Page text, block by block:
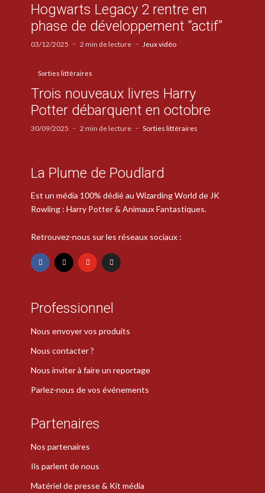
Hogwarts Legacy 2 rentre en
phase de développement “actif”
03/12/2025 2 min de lecture Jeux vidéo
Sorties littéraires
Trois nouveaux livres Harry
Potter débarquent en octobre
30/09/2025 2 min de lecture Sorties littéraires
La Plume de Poudlard
Est un média 100% dédié au Wizarding World de JK
Rowling : Harry Potter & Animaux Fantastiques.
Retrouvez-nous sur les réseaux sociaux :
Professionnel
Nous envoyer vos produits
Nous contacter ?
Nous inviter à faire un reportage
Parlez-nous de vos événements
Partenaires
Nos partenaires
Ils parlent de nous
Matériel de presse & Kit média